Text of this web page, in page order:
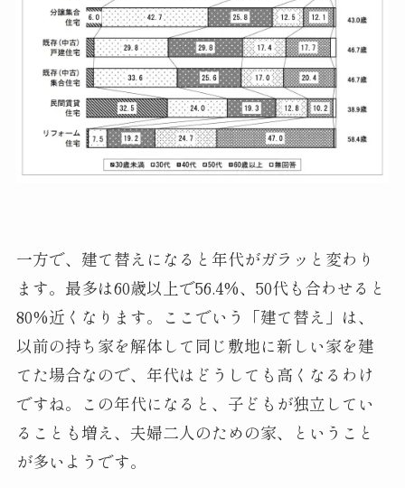
一方で、建て替えになると年代がガラッと変わり
ます。最多は60歳以上で56.4%、50代も合わせると
80%近くなります。ここでいう「建て替え」は、
以前の持ち家を解体して同じ敷地に新しい家を建
てた場合なので、年代はどうしても高くなるわけ
ですね。この年代になると、子どもが独立してい
ることも増え、夫婦二人のための家、ということ
が多いようです。